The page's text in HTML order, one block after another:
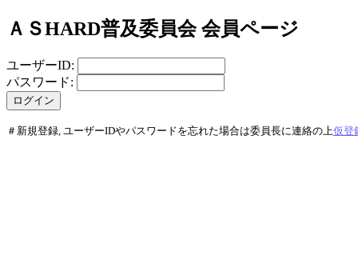
ＡＳHARD普及委員会 会員ページ
ユーザーID:
パスワード:
＃新規登録, ユーザーIDやパスワードを忘れた場合は委員長に連絡の上仮登